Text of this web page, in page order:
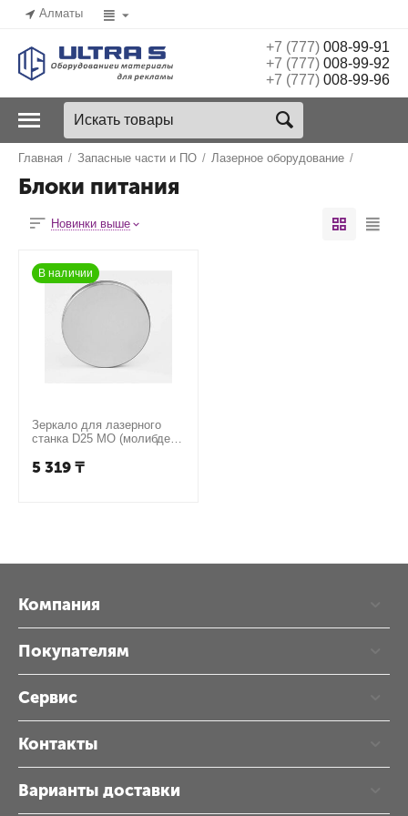
Алматы
+7 (777)008-99-91
+7 (777)008-99-92
+7 (777)008-99-96
Главная / Запасные части и ПО / Лазерное оборудование /
Блоки питания
Новинки выше
В наличии
Зеркало для лазерного
станка D25 МО (молибден -
5 319 ₸
Компания
Покупателям
Сервис
Контакты
Варианты доставки